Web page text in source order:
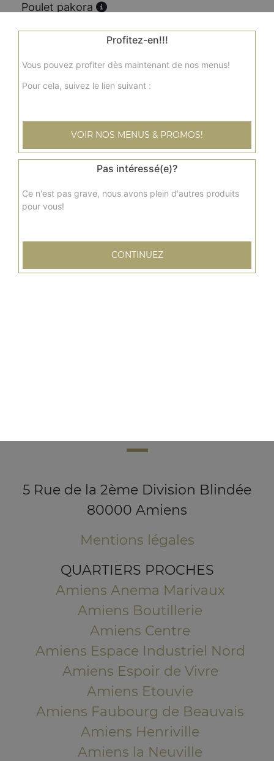
Poulet pakora
6.00€
Crevettes pakora
Mix samoussa
Chaussons fourré aux légumes, viande et épices
4.90€
5 Rue de la 2ème Division Blindée
80000 Amiens
Mentions légales
QUARTIERS PROCHES
Amiens Anema Marivaux
Amiens Boutillerie
Amiens Centre
Amiens Espace Industriel Nord
Amiens Espoir de Vivre
Amiens Etouvie
Amiens Faubourg de Beauvais
Amiens Henriville
Amiens la Neuville
Profitez-en!!!
Vous pouvez profiter dès maintenant de nos menus!
Pour cela, suivez le lien suivant :
VOIR NOS MENUS & PROMOS!
Pas intéressé(e)?
Ce n'est pas grave, nous avons plein d'autres produits
pour vous!
CONTINUEZ